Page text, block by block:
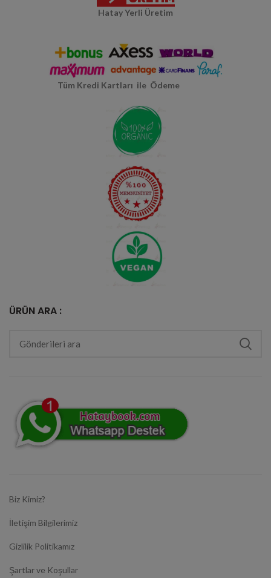
Hatay Yerli Üretim
Tüm Kredi Kartları ile Ödeme
ÜRÜN ARA :
Biz Kimiz?
İletişim Bilgilerimiz
Gizlilik Politikamız
Şartlar ve Koşullar